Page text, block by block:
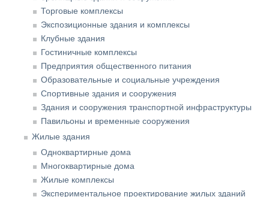
Торговые комплексы
Экспозиционные здания и комплексы
Клубные здания
Гостиничные комплексы
Предприятия общественного питания
Образовательные и социальные учреждения
Спортивные здания и сооружения
Здания и сооружения транспортной инфраструктуры
Павильоны и временные сооружения
Жилые здания
Одноквартирные дома
Многоквартирные дома
Жилые комплексы
Экспериментальное проектирование жилых зданий